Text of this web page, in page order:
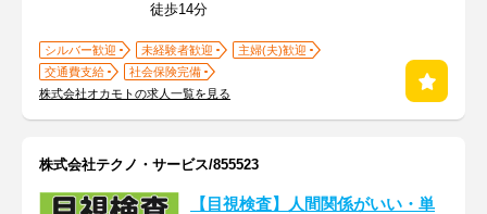
徒歩14分
シルバー歓迎 未経験者歓迎
主婦(夫)歓迎
交通費支給
社会保険完備
株式会社オカモトの求人一覧を見る
株式会社テクノ・サービス/855523
【目視検査】人間関係がいい・単